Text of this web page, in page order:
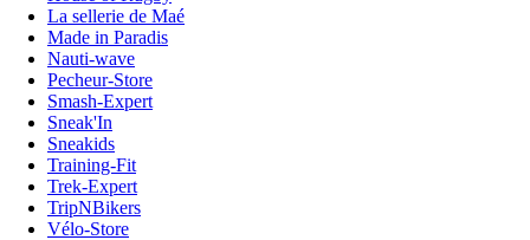
La sellerie de Maé
Made in Paradis
Nauti-wave
Pecheur-Store
Smash-Expert
Sneak'In
Sneakids
Training-Fit
Trek-Expert
TripNBikers
Vélo-Store